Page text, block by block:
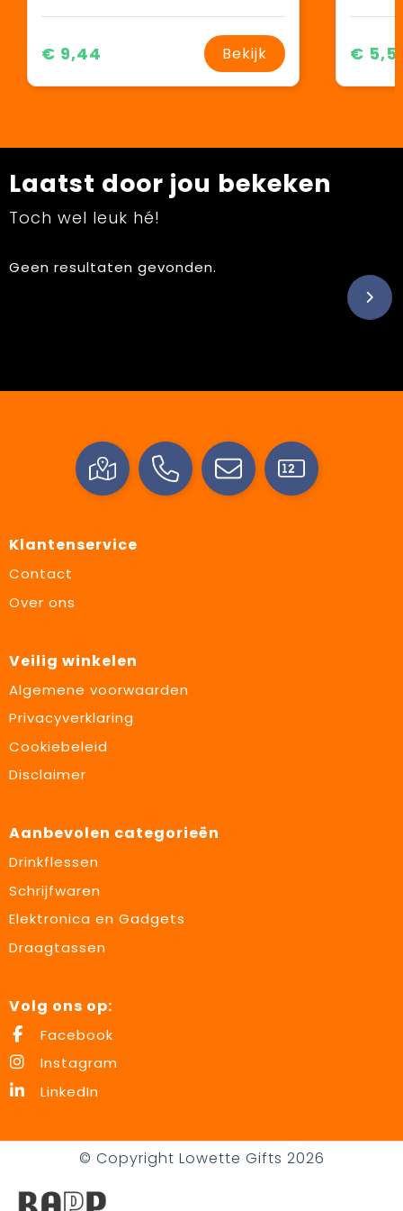
€ 9,44 Bekijk €
Laatst door jou bekeken
Toch wel leuk hé!
Geen resultaten gevonden.
Klantenservice
Contact
Over ons
Veilig winkelen
Algemene voorwaarden
Privacyverklaring
Cookiebeleid
Disclaimer
Aanbevolen categorieën
Drinkflessen
Schrijfwaren
Elektronica en Gadgets
Draagtassen
Volg ons op:
Facebook
Instagram
LinkedIn
© Copyright Lowette Gifts 2026